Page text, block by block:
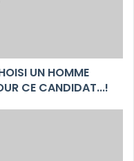
UN HOMME
CE CANDIDAT...!